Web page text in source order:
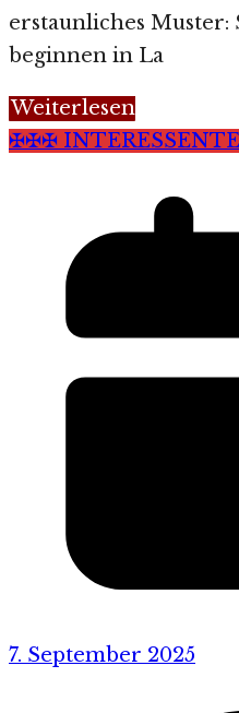
erstaunliches Muster:
beginnen in La
Weiterlesen
✠✠✠
7. September 2025